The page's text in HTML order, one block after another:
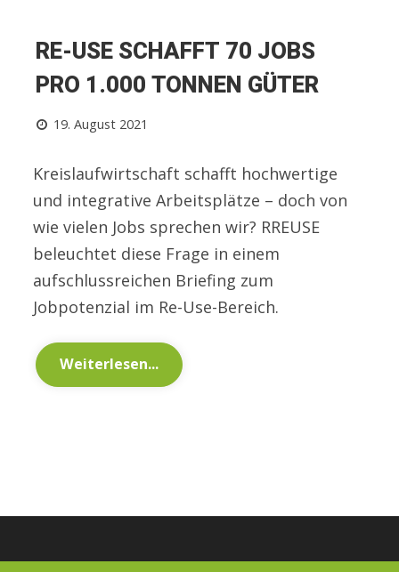
RE-USE SCHAFFT 70 JOBS
PRO 1.000 TONNEN GÜTER
19. August 2021
Kreislaufwirtschaft schafft hochwertige
und integrative Arbeitsplätze – doch von
wie vielen Jobs sprechen wir? RREUSE
beleuchtet diese Frage in einem
aufschlussreichen Briefing zum
Jobpotenzial im Re-Use-Bereich.
Weiterlesen...